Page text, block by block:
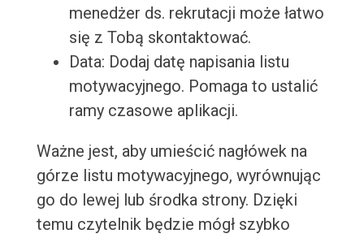
menedżer ds. rekrutacji może łatwo
się z Tobą skontaktować.
Data: Dodaj datę napisania listu
motywacyjnego. Pomaga to ustalić
ramy czasowe aplikacji.
Ważne jest, aby umieścić nagłówek na
górze listu motywacyjnego, wyrównując
go do lewej lub środka strony. Dzięki
temu czytelnik będzie mógł szybko